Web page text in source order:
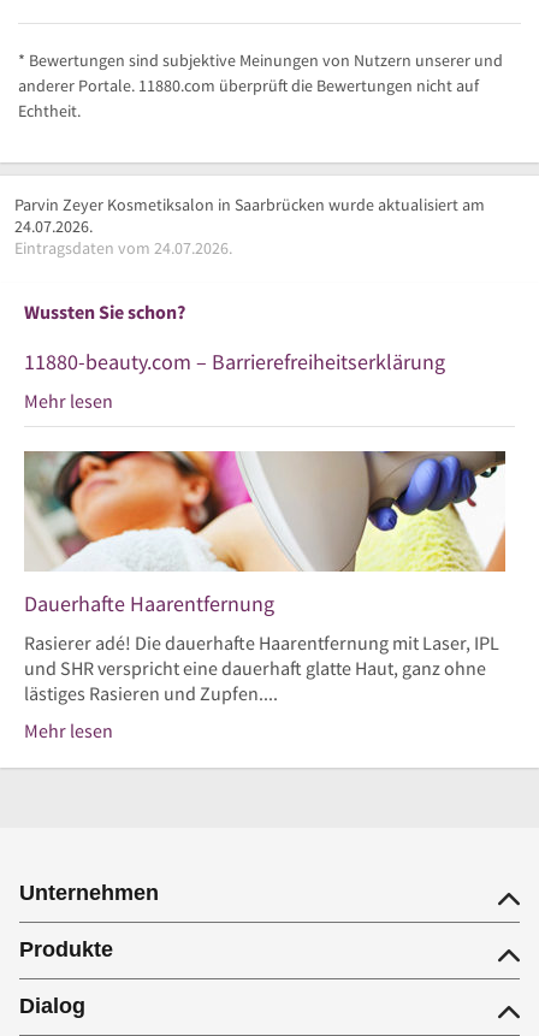
* Bewertungen sind subjektive Meinungen von Nutzern unserer und
anderer Portale. 11880.com überprüft die Bewertungen nicht auf
Echtheit.
Parvin Zeyer Kosmetiksalon in Saarbrücken wurde aktualisiert am
24.07.2026.
Eintragsdaten vom 24.07.2026.
Wussten Sie schon?
11880-beauty.com – Barrierefreiheitserklärung
Mehr lesen
Dauerhafte Haarentfernung
Rasierer adé! Die dauerhafte Haarentfernung mit Laser, IPL
und SHR verspricht eine dauerhaft glatte Haut, ganz ohne
lästiges Rasieren und Zupfen....
Mehr lesen
Unternehmen
Produkte
Dialog